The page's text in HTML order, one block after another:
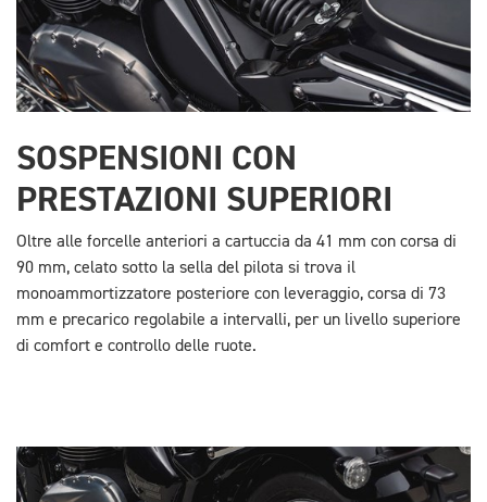
SOSPENSIONI CON
PRESTAZIONI SUPERIORI
Oltre alle forcelle anteriori a cartuccia da 41 mm con corsa di
90 mm, celato sotto la sella del pilota si trova il
monoammortizzatore posteriore con leveraggio, corsa di 73
mm e precarico regolabile a intervalli, per un livello superiore
di comfort e controllo delle ruote.